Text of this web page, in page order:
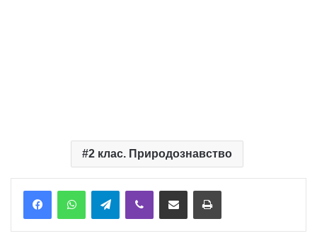
2 клас. Природознавство
TelegramViber Надіслати електронною поштоюНадрукувати